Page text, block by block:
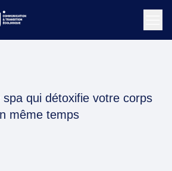
spa qui détoxifie votre corps
même temps